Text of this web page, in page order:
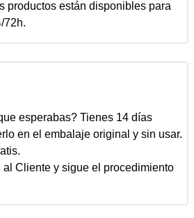
productos están disponibles para
72h.
esperabas? Tienes 14 días
en el embalaje original y sin usar.
Cliente y sigue el procedimiento